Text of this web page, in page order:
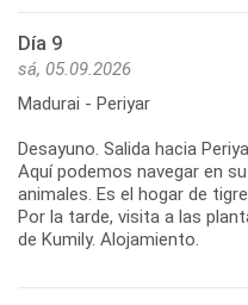
Día 9
sá, 05.09.2026
Madurai - Periyar
Desayuno. Salida hacia
Aquí podemos navegar en
animales. Es el hogar de
Por la tarde, visita a las
de Kumily. Alojamiento.